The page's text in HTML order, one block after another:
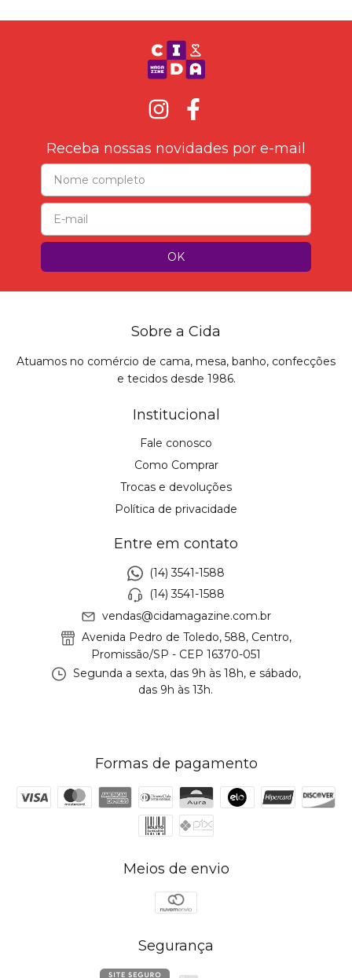
Receba nossas novidades por e-mail
Sobre a Cida
Atuamos no comércio de cama, mesa, banho, confecções
e tecidos desde 1986.
Institucional
Fale conosco
Como Comprar
Trocas e devoluções
Política de privacidade
Entre em contato
(14) 3541-1588
(14) 3541-1588
vendas@cidamagazine.com.br
Avenida Pedro de Toledo, 588, Centro,
Promissão/SP - CEP 16370-051
Segunda a sexta, das 9h às 18h, e sábado,
das 9h às 13h.
Formas de pagamento
Meios de envio
Segurança